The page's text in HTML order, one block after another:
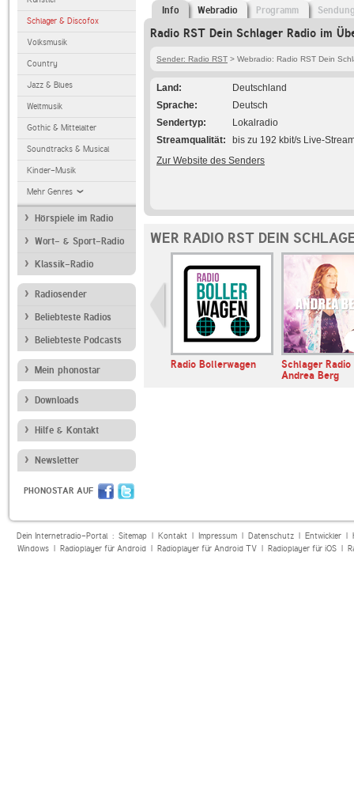
Schlager & Discofox
Volksmusik
Country
Jazz & Blues
Weltmusik
Gothic & Mittelalter
Soundtracks & Musical
Kinder-Musik
Mehr Genres
Hörspiele im Radio
Wort- & Sport-Radio
Klassik-Radio
Radiosender
Beliebteste Radios
Beliebteste Podcasts
Mein phonostar
Downloads
Hilfe & Kontakt
Newsletter
PHONOSTAR AUF
Info Webradio Programm
Radio RST Dein Schlager Radio im
Sender: Radio RST > Webradio: Radio RST Dein
Land
Deutschland
Sprache
Deutsch
Sendertyp
Lokalradio
Streamqualität
bis zu 192 kbit/s Live-
Zur Website des Senders
WER RADIO RST DEIN
Radio Bollerwagen
Schlager Radio
Andrea Berg
Dein Internetradio-Portal : Sitemap| Kontakt| Impressum| Datenschutz| Entwickler|
Windows| Radioplayer für Android| Radioplayer für Android TV| Radioplayer für iOS|